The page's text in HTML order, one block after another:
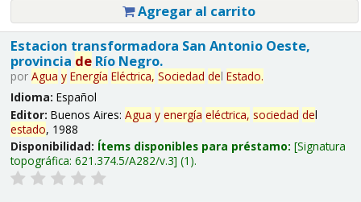
Agregar al carrito
Estacion transformadora San Antonio Oeste,
provincia deRío Negro.
por Agua y Energía Eléctrica, Sociedad del Estado.
Idioma: Español
Editor: Buenos Aires: Agua y energía eléctrica, sociedad del
estado, 1988
Disponibilidad: Ítems disponibles para préstamo: Signatura
topográfica: 621.374.5/A282/v.3 (1).